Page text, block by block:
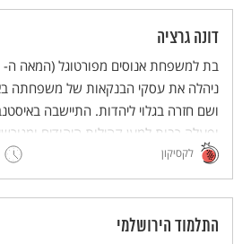
דונה גרציה
ניהלה את עסקי הבנקאות של משפחתה
ושם חזרה בגלוי ליהדות. התיישבה
ופעלה רבות למען קהילות היהודים
הייתה לנציגת העם היהודי באימפריה
וליהודייה העשירה בעולם (בזמן ההוא).
לקסיקון
התלמוד הירושלמי